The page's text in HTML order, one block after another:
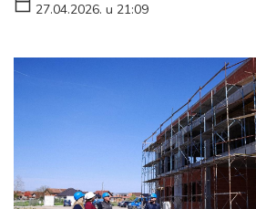
27.04.2026. u 21:09